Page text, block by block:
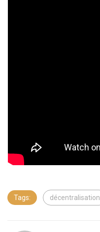
Tags: décentralisation